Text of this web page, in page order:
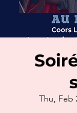
Thu, Feb